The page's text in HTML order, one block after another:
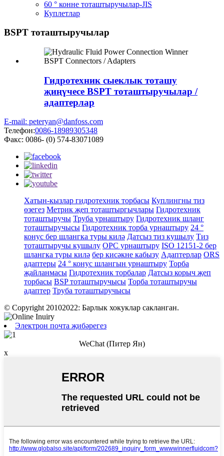
60 ° конне тоташтыручылар-JIS
Куплетлар
BSPT тоташтыручылар
Гидротехник сыеклык тоташу
җиңүчесе BSPT тоташтыручылар /
адаптерлар
E-mail: peteryan@danfoss.com
Телефон:0086-18989305348
Факс: 0086- (0) 574-83071089
Хатын-кызлар гидротехник торбасы Куплингны тиз
өзегез Метрик җеп тоташтыргычлары Гидротехник
тоташтыручы Труба урнаштыру Гидротехник шланг
тоташтыручысы Гидротехник торба урнаштыру 24 °
конус бер шлангка туры килә Датсыз тиз кушылу Тиз
тоташтыручы кушылу ОРС урнаштыру ISO 12151-2 бер
шлангка туры килә бер кисәкне кабызу Адаптерлар ORS
адаптеры 24 ° конус шлангын урнаштыру Торба
җайланмасы Гидротехник торбалар Датсыз корыч җеп
торбасы BSP тоташтыручысы Торба тоташтыручы
адаптер Труба тоташтыручысы
© Copyright 20102022: Барлык хокуклар сакланган.
Электрон почта җибәрегез
WeChat (Питер Ян)
x